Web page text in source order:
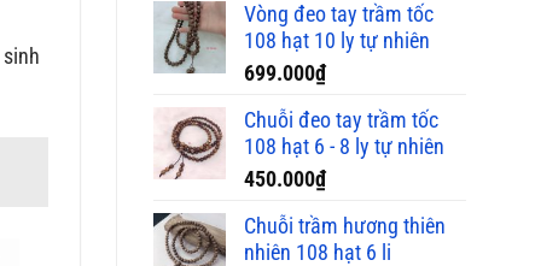
Vòng đeo tay trầm tốc
108 hạt 10 ly tự nhiên
699.000₫
Chuỗi đeo tay trầm tốc
108 hạt 6 - 8 ly tự nhiên
450.000₫
Chuỗi trầm hương thiên
nhiên 108 hạt 6 li